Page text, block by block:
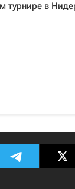
турнире в